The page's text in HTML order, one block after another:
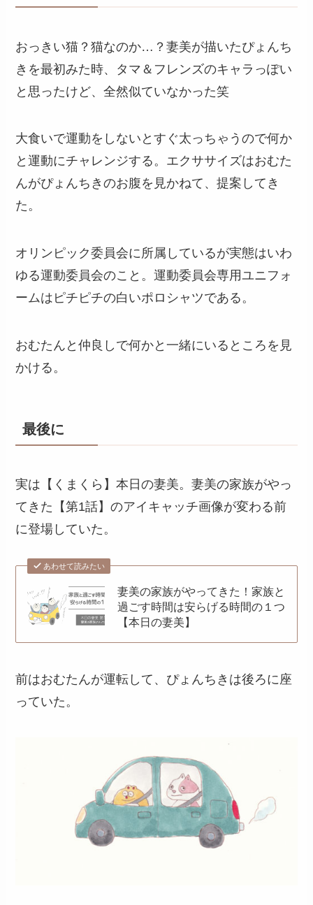
おっきい猫？猫なのか…？妻美が描いたぴょんち
きを最初みた時、タマ＆フレンズのキャラっぽい
と思ったけど、全然似ていなかった笑
大食いで運動をしないとすぐ太っちゃうので何か
と運動にチャレンジする。エクササイズはおむた
んがぴょんちきのお腹を見かねて、提案してき
た。
オリンピック委員会に所属しているが実態はいわ
ゆる運動委員会のこと。運動委員会専用ユニフォ
ームはピチピチの白いポロシャツである。
おむたんと仲良しで何かと一緒にいるところを見
かける。
最後に
実は【くまくら】本日の妻美。妻美の家族がやっ
てきた【第1話】のアイキャッチ画像が変わる前
に登場していた。
あわせて読みたい
妻美の家族がやってきた！家族と
過ごす時間は安らげる時間の１つ
【本日の妻美】
前はおむたんが運転して、ぴょんちきは後ろに座
っていた。